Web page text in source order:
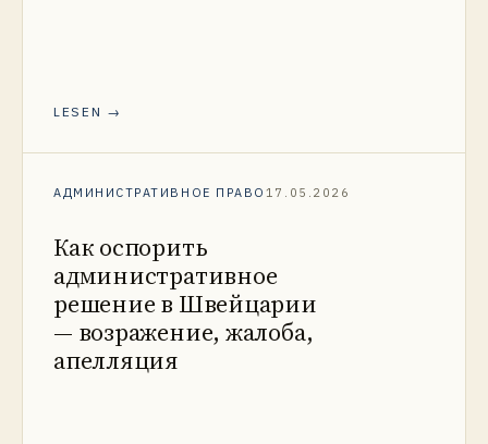
LESEN →
АДМИНИСТРАТИВНОЕ ПРАВО 17.05.2026
Как оспорить
административное
решение в Швейцарии
— возражение, жалоба,
апелляция